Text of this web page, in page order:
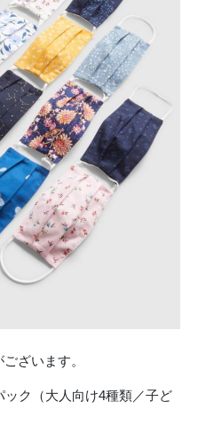
ざいます。
ク（大人向け4種類／子ど